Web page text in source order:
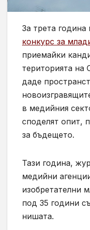
За трета година
конкурс за
приемайки
територията
даде
в медийния
споделят опит,
за бъдещето.
Тази година,
медийни
изобретателни
под 35 години
нишата.